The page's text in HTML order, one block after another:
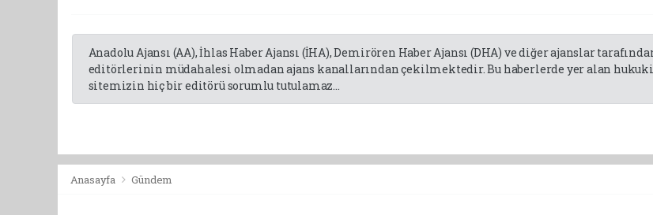
Anadolu Ajansı (AA), İhlas Haber Ajansı (İHA), Demirören Haber Ajansı (DHA) ve diğer ajanslar
editörlerinin müdahalesi olmadan ajans kanallarından çekilmektedir. Bu haberlerde yer alan
sitemizin hiç bir editörü sorumlu tutulamaz...
Anasayfa Gündem